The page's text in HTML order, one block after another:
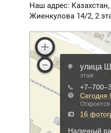
Наш адрес:
Жиенкулова 14/2, 2